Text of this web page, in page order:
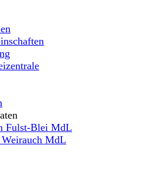
Fulst-Blei MdL
MdL